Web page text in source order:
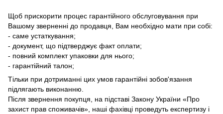
Щоб прискорити процес гарантійного обслуговування при
Вашому зверненні до продавця, Вам необхідно мати при собі:
- саме устаткування;
- документ, що підтверджує факт оплати;
- повний комплект упаковки для нього;
- гарантійний талон;
Тільки при дотриманні цих умов гарантійні зобов'язання
підлягають виконанню.
Після звернення покупця, на підставі Закону України «Про
захист прав споживачів», наші фахівці проведуть експертизу і